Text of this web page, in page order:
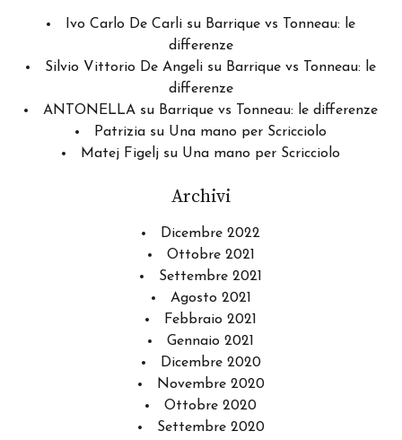
Ivo Carlo De Carli su Barrique vs Tonneau: le
differenze
Silvio Vittorio De Angeli su Barrique vs Tonneau: le
differenze
ANTONELLA su Barrique vs Tonneau: le differenze
Patrizia su Una mano per Scricciolo
Matej Figelj su Una mano per Scricciolo
Archivi
Dicembre 2022
Ottobre 2021
Settembre 2021
Agosto 2021
Febbraio 2021
Gennaio 2021
Dicembre 2020
Novembre 2020
Ottobre 2020
Settembre 2020